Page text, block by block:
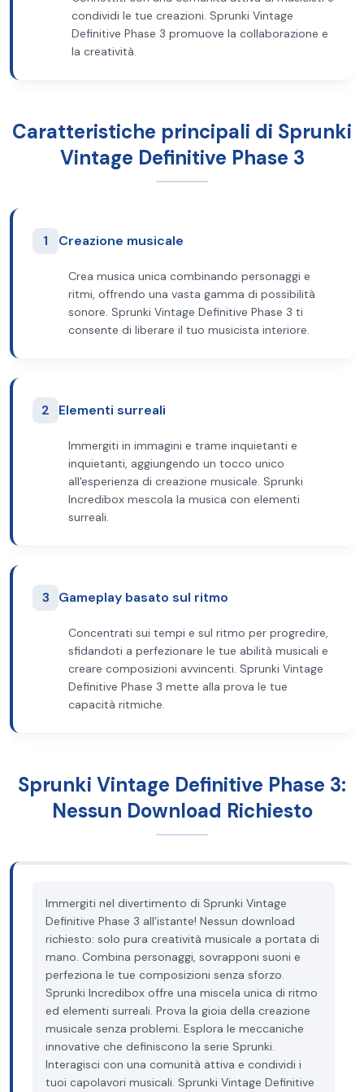
condividi le tue creazioni. Sprunki Vintage
Definitive Phase 3 promuove la collaborazione e
la creatività.
Caratteristiche principali di Sprunki
Vintage Definitive Phase 3
1 Creazione musicale
Crea musica unica combinando personaggi e
ritmi, offrendo una vasta gamma di possibilità
sonore. Sprunki Vintage Definitive Phase 3 ti
consente di liberare il tuo musicista interiore.
2 Elementi surreali
Immergiti in immagini e trame inquietanti e
inquietanti, aggiungendo un tocco unico
all'esperienza di creazione musicale. Sprunki
Incredibox mescola la musica con elementi
surreali.
3 Gameplay basato sul ritmo
Concentrati sui tempi e sul ritmo per progredire,
sfidandoti a perfezionare le tue abilità musicali e
creare composizioni avvincenti. Sprunki Vintage
Definitive Phase 3 mette alla prova le tue
capacità ritmiche.
Sprunki Vintage Definitive Phase 3:
Nessun Download Richiesto
Immergiti nel divertimento di Sprunki Vintage
Definitive Phase 3 all'istante! Nessun download
richiesto: solo pura creatività musicale a portata di
mano. Combina personaggi, sovrapponi suoni e
perfeziona le tue composizioni senza sforzo.
Sprunki Incredibox offre una miscela unica di ritmo
ed elementi surreali. Prova la gioia della creazione
musicale senza problemi. Esplora le meccaniche
innovative che definiscono la serie Sprunki.
Interagisci con una comunità attiva e condividi i
tuoi capolavori musicali. Sprunki Vintage Definitive